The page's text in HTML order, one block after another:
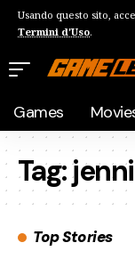
Usando questo sito,
Termini d'Uso.
Games
Tag:
Top Stories